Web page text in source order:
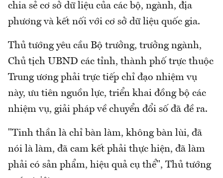
chia sẻ cơ sở dữ liệu của các bộ, ngành, địa
phương và kết nối với cơ sở dữ liệu quốc gia.
Thủ tướng yêu cầu Bộ trưởng, trưởng ngành,
Chủ tịch UBND các tỉnh, thành phố trực thuộc
Trung ương phải trực tiếp chỉ đạo nhiệm vụ
này, ưu tiên nguồn lực, triển khai đồng bộ các
nhiệm vụ, giải pháp về chuyển đổi số đã đề ra.
"Tinh thần là chỉ bàn làm, không bàn lùi, đã
nói là làm, đã cam kết phải thực hiện, đã làm
phải có sản phẩm, hiệu quả cụ thể", Thủ tướng